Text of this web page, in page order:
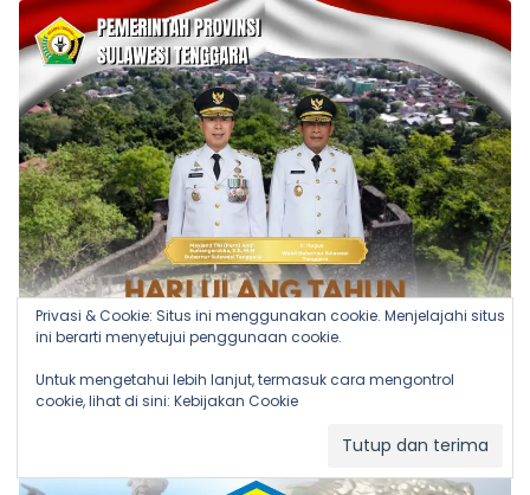
Privasi & Cookie: Situs ini menggunakan cookie. Menjelajahi situs
ini berarti menyetujui penggunaan cookie.
Untuk mengetahui lebih lanjut, termasuk cara mengontrol
cookie, lihat di sini: Kebijakan Cookie